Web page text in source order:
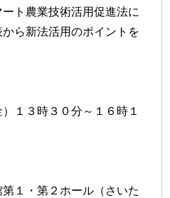
ト農業技術活用促進法に
ら新法活用のポイントを
１３時３０分～１６時１
１・第２ホール（さいた